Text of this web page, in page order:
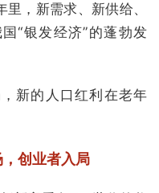
，新需求、新供给、
“银发经济”的蓬勃发
新的人口红利在老年
，创业者入局